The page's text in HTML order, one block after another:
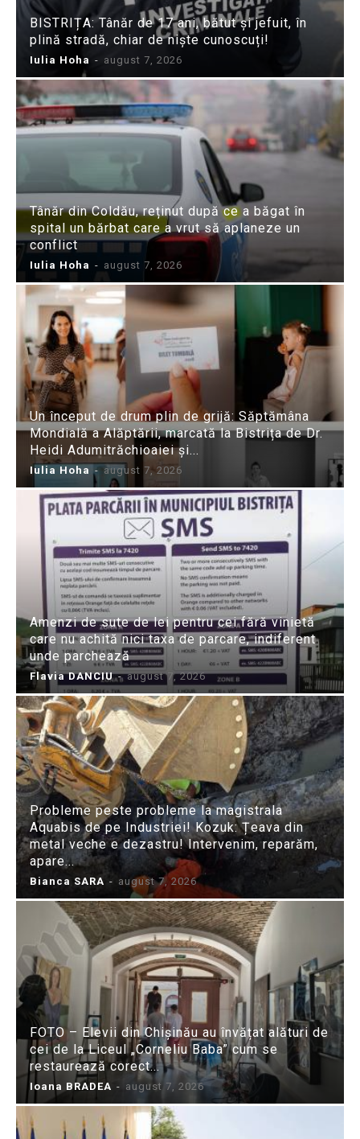
BISTRIȚA: Tânăr de 17 ani, bătut și jefuit, în
plină stradă, chiar de niște cunoscuți!
Iulia Hoha - august 7, 2026
Tânăr din Coldău, reținut după ce a băgat în
spital un bărbat care a vrut să aplaneze un
conflict
Iulia Hoha - august 7, 2026
Un început de drum plin de grijă: Săptămâna
Mondială a Alăptării, marcată la Bistrița de Dr.
Heidi Adumitrăchioaiei și...
Iulia Hoha - august 7, 2026
Amenzi de sute de lei pentru cei fără vinietă
care nu achită nici taxa de parcare, indiferent
unde parchează
Flavia DANCIU - august 7, 2026
Probleme peste probleme la magistrala
Aquabis de pe Industriei! Kozuk: Țeava din
metal veche e dezastru! Intervenim, reparăm,
apare...
Bianca SARA - august 7, 2026
FOTO – Elevii din Chișinău au învățat alături de
cei de la Liceul „Corneliu Baba” cum se
restaurează corect...
Ioana BRADEA - august 7, 2026